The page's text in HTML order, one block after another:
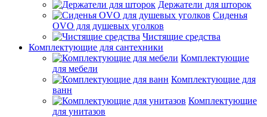
Держатели для шторок
Сиденья
OVO для душевых уголков
Чистящие средства
Комплектующие для сантехники
Комплектующие
для мебели
Комплектующие для
ванн
Комплектующие
для унитазов